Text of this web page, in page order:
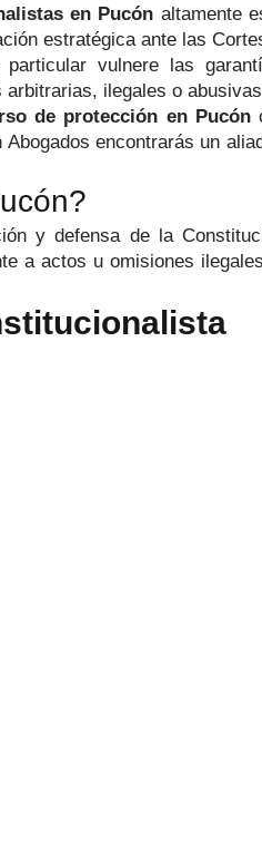
en Pucón altamente
estratégica ante las
vulnere las
ilegales o
de protección en Pucón
encontrarás un
y defensa de la
a actos u omisiones